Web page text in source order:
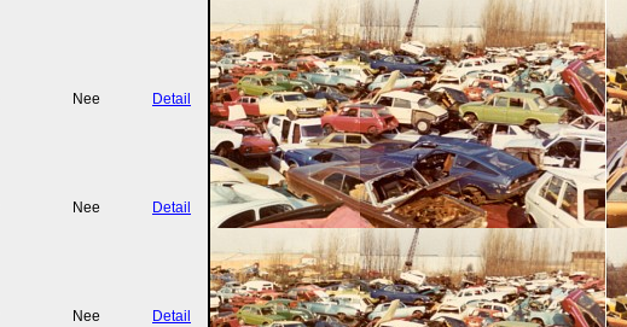
Nee Detail
Nee Detail
Nee Detail